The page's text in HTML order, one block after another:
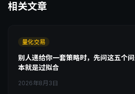
相关文章
量化交易
别人递给你一套策略时，先问这五个
本就是过拟合
2026年8月3日